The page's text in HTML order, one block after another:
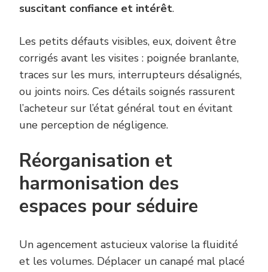
suscitant confiance et intérêt.
Les petits défauts visibles, eux, doivent être
corrigés avant les visites : poignée branlante,
traces sur les murs, interrupteurs désalignés,
ou joints noirs. Ces détails soignés rassurent
l’acheteur sur l’état général tout en évitant
une perception de négligence.
Réorganisation et
harmonisation des
espaces pour séduire
Un agencement astucieux valorise la fluidité
et les volumes. Déplacer un canapé mal placé